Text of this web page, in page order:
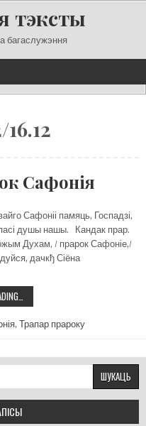
тэксты
багаслужэння
16.12
Сафонія
Сафоніі памяць, Госпадзі,
душы нашы. Кандак прар.
Духам, / прарок Сафоніе,/
дачкђ Сіёна
ПРАРОК
, Трапар прароку